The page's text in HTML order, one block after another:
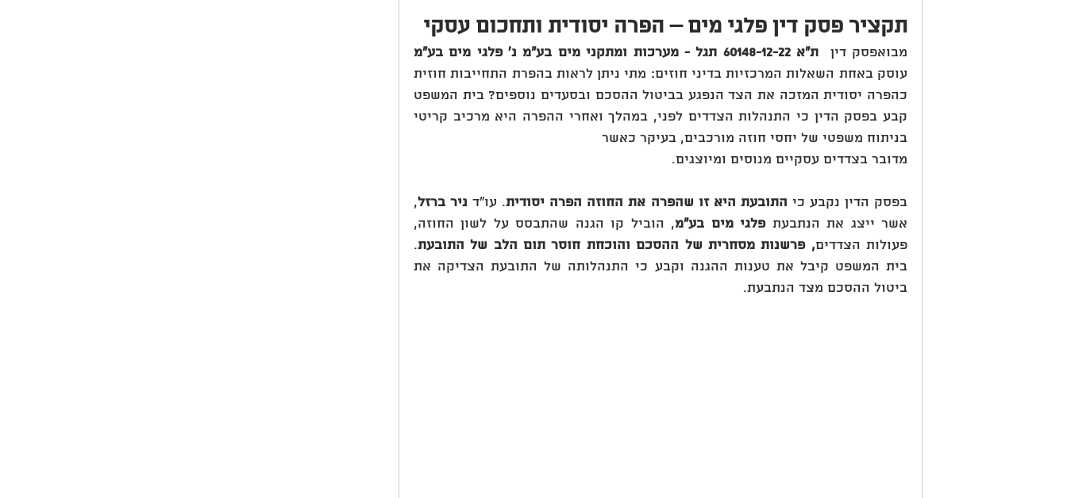
תקציר פסק דין פלגי מים – הפרה יסודית ותחכום עסקי
מבואפסק דין ת"א 60148-12-22 תגל - מערכות ומתקני מים בע"מ נ' פלגי מים בע"מ
בניתוח משפטי של יחסי חוזה מורכבים, בעיקר כאשר
מדובר בצדדים עסקיים מנוסים ומיוצגים.
בפסק הדין נקבע כי התובעת היא זו שהפרה את החוזה הפרה יסודית. עו"ד ניר ברזל
אשר ייצג את הנתבעת פלגי מים בע"מ
פעולות הצדדים, פרשנות מסחרית של ההסכם והוכחת חוסר תום הלב של התובעת
ביטול ההסכם מצד הנתבעת.